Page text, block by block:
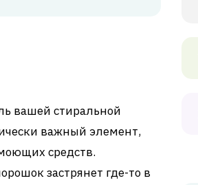
вашей стиральной
важный элемент,
средств.
застрянет где-то в